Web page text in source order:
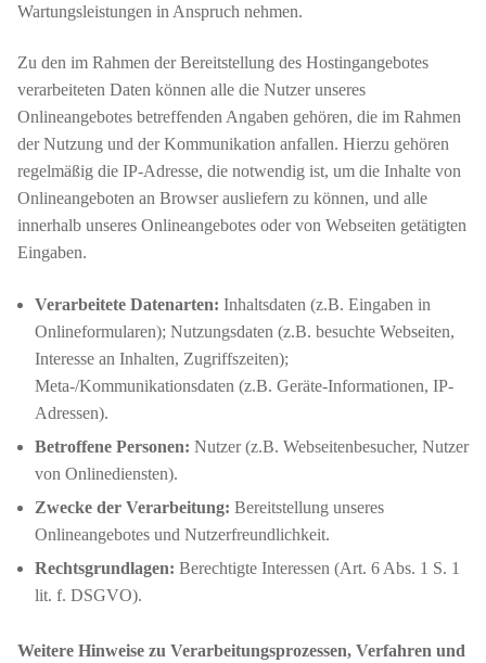
Wartungsleistungen in Anspruch nehmen.
Zu den im Rahmen der Bereitstellung des Hostingangebotes
verarbeiteten Daten können alle die Nutzer unseres
Onlineangebotes betreffenden Angaben gehören, die im Rahmen
der Nutzung und der Kommunikation anfallen. Hierzu gehören
regelmäßig die IP-Adresse, die notwendig ist, um die Inhalte von
Onlineangeboten an Browser ausliefern zu können, und alle
innerhalb unseres Onlineangebotes oder von Webseiten getätigten
Eingaben.
Verarbeitete Datenarten: Inhaltsdaten (z.B. Eingaben in
Onlineformularen); Nutzungsdaten (z.B. besuchte Webseiten,
Interesse an Inhalten, Zugriffszeiten);
Meta-/Kommunikationsdaten (z.B. Geräte-Informationen, IP-
Adressen).
Betroffene Personen: Nutzer (z.B. Webseitenbesucher, Nutzer
von Onlinediensten).
Zwecke der Verarbeitung: Bereitstellung unseres
Onlineangebotes und Nutzerfreundlichkeit.
Rechtsgrundlagen: Berechtigte Interessen (Art. 6 Abs. 1 S. 1
lit. f. DSGVO).
Weitere Hinweise zu Verarbeitungsprozessen, Verfahren und